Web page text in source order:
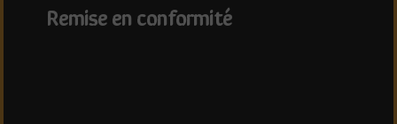
remise en conformité